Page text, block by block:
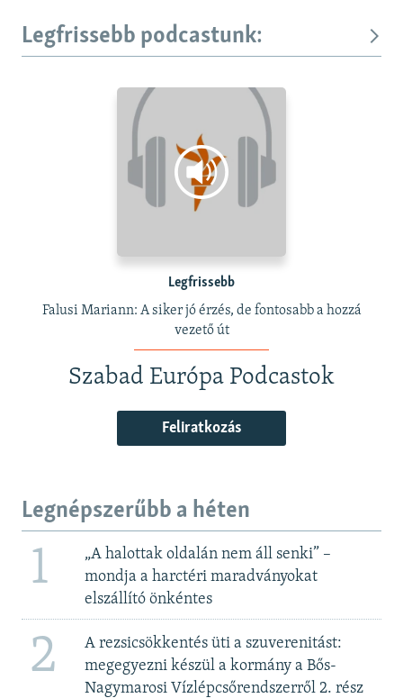
Legfrissebb podcastunk:
Legfrissebb
Falusi Mariann: A siker jó érzés, de fontosabb a hozzá
vezető út
Szabad Európa Podcastok
Feliratkozás
Legnépszerűbb a héten
1
„A halottak oldalán nem áll senki” –
mondja a harctéri maradványokat
elszállító önkéntes
2
A rezsicsökkentés üti a szuverenitást:
megegyezni készül a kormány a Bős-
Nagymarosi Vízlépcsőrendszerről 2. rész